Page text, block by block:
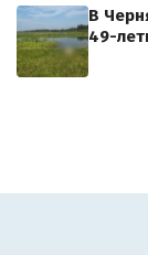
В
49-